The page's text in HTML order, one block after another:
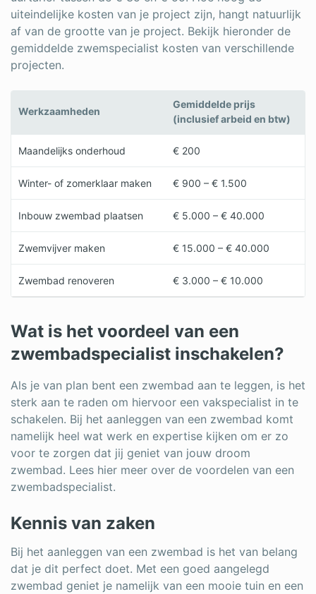
uiteindelijke kosten van je project zijn, hangt natuurlijk
af van de grootte van je project. Bekijk hieronder de
gemiddelde zwemspecialist kosten van verschillende
projecten.
Werkzaamheden
Gemiddelde prijs
(inclusief arbeid en btw)
Maandelijks onderhoud € 200
Winter- of zomerklaar maken € 900 – € 1.500
Inbouw zwembad plaatsen € 5.000 – € 40.000
Zwemvijver maken € 15.000 – € 40.000
Zwembad renoveren € 3.000 – € 10.000
Wat is het voordeel van een
zwembadspecialist inschakelen?
Als je van plan bent een zwembad aan te leggen, is het
sterk aan te raden om hiervoor een vakspecialist in te
schakelen. Bij het aanleggen van een zwembad komt
namelijk heel wat werk en expertise kijken om er zo
voor te zorgen dat jij geniet van jouw droom
zwembad. Lees hier meer over de voordelen van een
zwembadspecialist.
Kennis van zaken
Bij het aanleggen van een zwembad is het van belang
dat je dit perfect doet. Met een goed aangelegd
zwembad geniet je namelijk van een mooie tuin en een